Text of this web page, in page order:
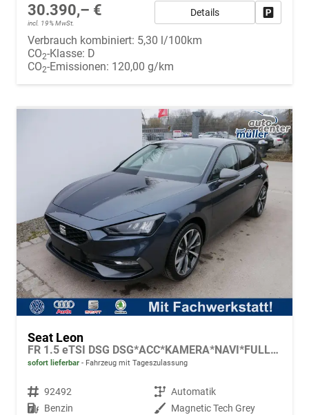
30.390,– €
incl. 19% MwSt.
Details
Verbrauch kombiniert: 5,30 l/100km
CO2-Klasse: D
CO2-Emissionen: 120,00 g/km
Seat Leon
FR 1.5 eTSI DSG DSG*ACC*KAMERA*NAVI*FULL-LINK*LENKRADHEIZUNG*3-ZONE KLIMAAUTOMATIK
sofort lieferbar Fahrzeug mit Tageszulassung
Fahrzeugnr. 92492 Getriebe Automatik
Kraftstoff Benzin Außenfarbe Magnetic Tech Grey